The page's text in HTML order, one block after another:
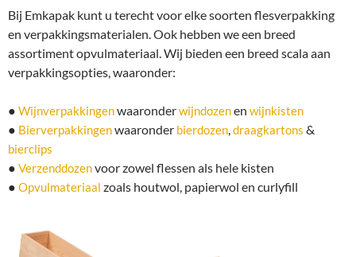
Bij Emkapak kunt u terecht voor elke soorten flesverpakking
en verpakkingsmaterialen. Ook hebben we een breed
assortiment opvulmateriaal. Wij bieden een breed scala aan
verpakkingsopties, waaronder:
● Wijnverpakkingenwaaronderwijndozenen wijnkisten
● Bierverpakkingenwaaronder bierdozen,draagkartons &
bierclips
● Verzenddozenvoor zowel flessen als hele kisten
● Opvulmateriaal zoals houtwol, papierwol en curlyfill